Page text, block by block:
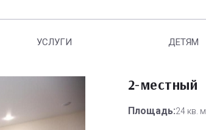
УСЛУГИ ДЕТЯМ
2-местный
Площадь:24 кв. м.